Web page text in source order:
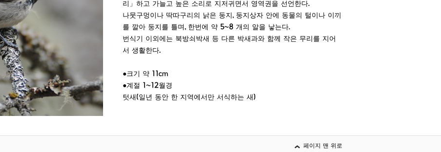
리」하고 가늘고 높은 소리로 지저귀면서 영역권을 선언한다.
나뭇구멍이나 딱따구리의 낡은 둥지, 둥지상자 안에 동물의 털이나 이끼
를 깔아 둥지를 틀며, 한번에 약 5~8 개의 알을 낳는다.
번식기 이외에는 북방쇠박새 등 다른 박새과와 함께 작은 무리를 지어
서 생활한다.
●크기 약 11cm
●계절 1~12월경
텃새(일년 동안 한 지역에서만 서식하는 새)
페이지 맨 위로